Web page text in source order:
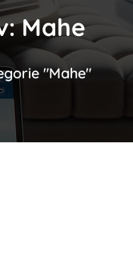
Mahe
"Mahe"